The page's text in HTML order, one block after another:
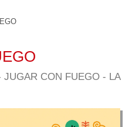
JUGAR CON FUEGO - LA